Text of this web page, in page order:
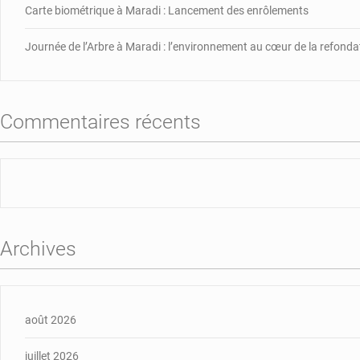
Carte biométrique à Maradi : Lancement des enrôlements
Journée de l’Arbre à Maradi : l’environnement au cœur de la
Commentaires récents
Archives
août 2026
juillet 2026